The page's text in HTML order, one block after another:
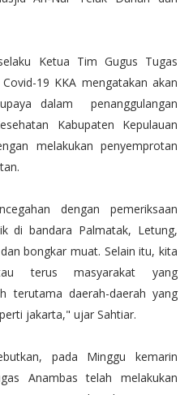
Ketua Tim Gugus Tugas
19 KKA mengatakan akan
dalam penanggulangan
Kabupaten Kepulauan
melakukan penyemprotan
dengan pemeriksaan
di bandara Palmatak, Letung,
bongkar muat. Selain itu, kita
terus masyarakat yang
terutama daerah-daerah yang
jakarta," ujar Sahtiar.
pada Minggu kemarin
Anambas telah melakukan